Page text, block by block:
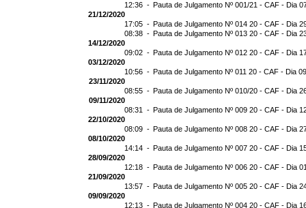
12:36 - Pauta de Julgamento Nº 001/21 - CAF - Dia
21/12/2020
17:05 - Pauta de Julgamento Nº 014 20 - CAF - Dia
08:38 - Pauta de Julgamento Nº 013 20 - CAF - Dia
14/12/2020
09:02 - Pauta de Julgamento Nº 012 20 - CAF - Dia
03/12/2020
10:56 - Pauta de Julgamento Nº 011 20 - CAF - Dia
23/11/2020
08:55 - Pauta de Julgamento Nº 010/20 - CAF - Dia
09/11/2020
08:31 - Pauta de Julgamento Nº 009 20 - CAF - Dia
22/10/2020
08:09 - Pauta de Julgamento Nº 008 20 - CAF - Dia
08/10/2020
14:14 - Pauta de Julgamento Nº 007 20 - CAF - Dia
28/09/2020
12:18 - Pauta de Julgamento Nº 006 20 - CAF - Dia
21/09/2020
13:57 - Pauta de Julgamento Nº 005 20 - CAF - Dia
09/09/2020
12:13 - Pauta de Julgamento Nº 004 20 - CAF - Dia